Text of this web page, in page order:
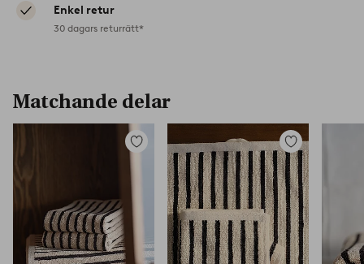
Enkel retur
30 dagars returrätt*
Matchande delar
Lägg
favoriter
Lägg
till
i
favoriter